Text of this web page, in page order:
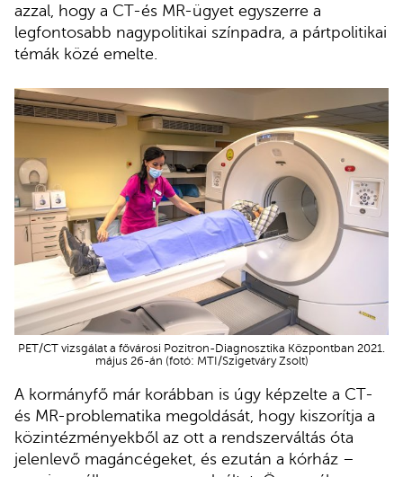
azzal, hogy a CT-és MR-ügyet egyszerre a
legfontosabb nagypolitikai színpadra, a pártpolitikai
témák közé emelte.
PET/CT vizsgálat a fővárosi Pozitron-Diagnosztika Központban 2021.
május 26-án (fotó: MTI/Szigetváry Zsolt)
A kormányfő már korábban is úgy képzelte a CT-
és MR-problematika megoldását, hogy kiszorítja a
közintézményekből az ott a rendszerváltás óta
jelenlevő magáncégeket, és ezután a kórház –